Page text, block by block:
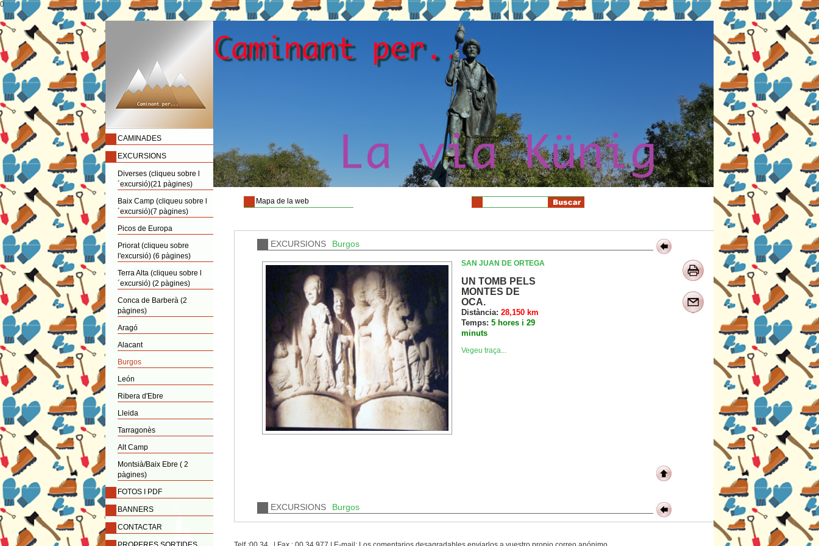
0
CAMINADES
EXCURSIONS
Diverses (cliqueu sobre l
´excursió)(21 pàgines)
Baix Camp (cliqueu sobre l
´excursió)(7 pàgines)
Picos de Europa
Priorat (cliqueu sobre
l'excursió) (6 pàgines)
Terra Alta (cliqueu sobre l
´excursió) (2 pàgines)
Conca de Barberà (2
pàgines)
Aragó
Alacant
Burgos
León
Ribera d'Ebre
Lleida
Tarragonès
Alt Camp
Montsià/Baix Ebre ( 2
pàgines)
FOTOS I PDF
BANNERS
CONTACTAR
Mapa de la web
EXCURSIONS Burgos
SAN JUAN DE ORTEGA
UN TOMB PELS
MONTES DE
OCA.
Distància: 28,150 km
Temps: 5 hores i 29
minuts
Vegeu traça...
EXCURSIONS Burgos